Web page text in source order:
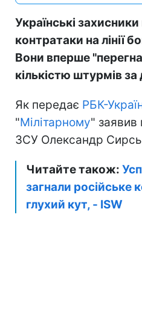
Українські
контратаки на лінії
Вони вперше
кількістю штурмів за
Як передає РБК-
"Мілітарному" заявив
ЗСУ Олександр
Читайте також:
загнали російське
глухий кут, - ISW